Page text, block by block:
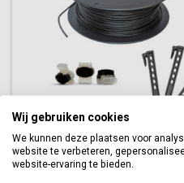
Stihl installatiepakket
Wij gebruiken cookies
We kunnen deze plaatsen voor
website te verbeteren,
website-ervaring te bieden.